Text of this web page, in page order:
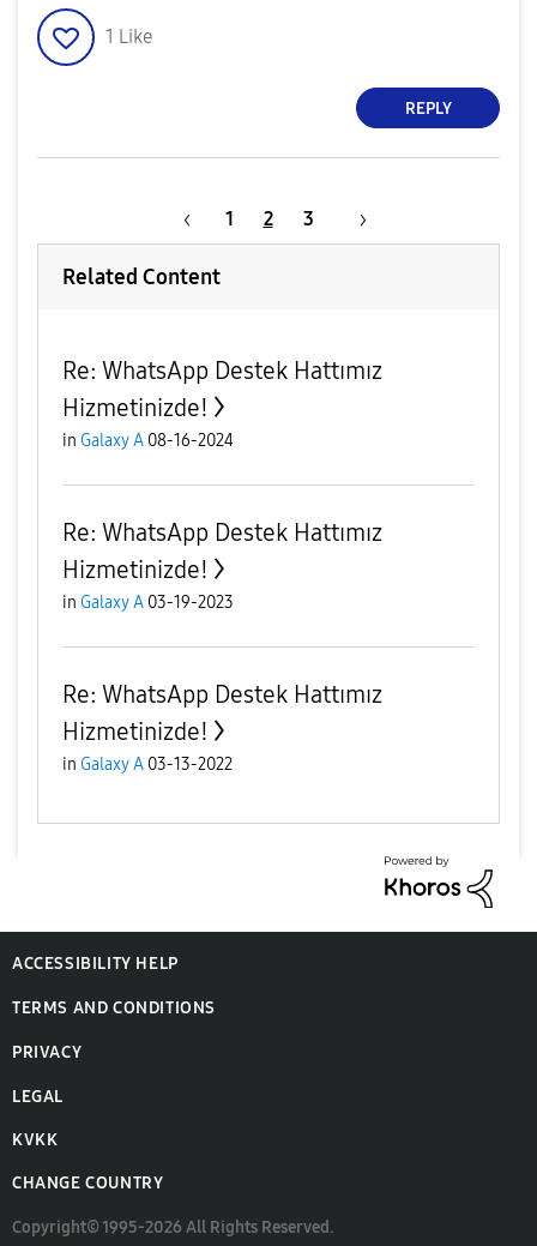
1 Like
REPLY
1 2 3
Related Content
Re: WhatsApp Destek Hattımız
Hizmetinizde!
in Galaxy A 08-16-2024
Re: WhatsApp Destek Hattımız
Hizmetinizde!
in Galaxy A 03-19-2023
Re: WhatsApp Destek Hattımız
Hizmetinizde!
in Galaxy A 03-13-2022
ACCESSIBILITY HELP
TERMS AND CONDITIONS
PRIVACY
LEGAL
KVKK
CHANGE COUNTRY
Copyright© 1995-2026 All Rights Reserved.